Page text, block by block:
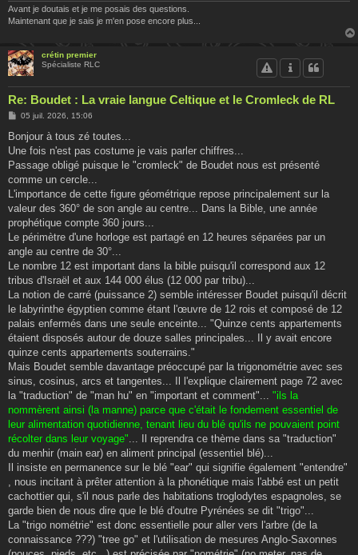
Avant je doutais et je me posais des questions.
Maintenant que je sais je m'en pose encore plus...
crétin premier
Spécialiste RLC
Re: Boudet : La vraie langue Celtique et le Cromleck de RL
M
s
a
g
05 juil. 2026, 15:06
Bonjour à tous zé toutes...
Une fois n'est pas costume je vais parler chiffres...
Passage obligé puisque le "cromleck" de Boudet nous est présenté
comme un cercle...
L'importance de cette figure géométrique repose principalement sur la
valeur des 360° de son angle au centre... Dans la Bible, une année
prophétique compte 360 jours...
Le périmètre d'une horloge est partagé en 12 heures séparées par un
angle au centre de 30°...
Le nombre 12 est important dans la bible puisqu'il correspond aux 12
tribus d'Israël et aux 144 000 élus (12 000 par tribu)...
La notion de carré (puissance 2) semble intéresser Boudet puisqu'il décrit
le labyrinthe égyptien comme étant l'œuvre de 12 rois et composé de 12
palais enfermés dans une seule enceinte... "Quinze cents appartements
étaient disposés autour de douze salles principales... Il y avait encore
quinze cents appartements souterrains."
Mais Boudet semble davantage préoccupé par la trigonométrie avec ses
sinus, cosinus, arcs et tangentes... Il l'explique clairement page 72 avec
la "traduction" de "man hu" en "important et comment"... "ils la
nommèrent ainsi (la manne) parce que c'était le fondement essentiel de
leur alimentation quotidienne, tenant lieu du blé qu'ils ne pouvaient point
récolter dans leur voyage" ... Il reprendra ce thème dans sa "traduction"
du menhir (main ear) en aliment principal (essentiel blé)...
Il insiste en permanence sur le blé "ear" qui signifie également "entendre"
, nous incitant à prêter attention à la phonétique mais l'abbé est un petit
cachottier qui, s'il nous parle des habitations troglodytes espagnoles, se
garde bien de nous dire que le blé d'outre Pyrénées se dit "trigo"...
La "trigo nométrie" est donc essentielle pour aller vers l'arbre (de la
connaissance ???) "tree go" et l'utilisation de mesures Anglo-Saxonnes